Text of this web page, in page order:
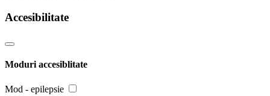
Accesibilitate
Moduri accesiblitate
Mod - epilepsie